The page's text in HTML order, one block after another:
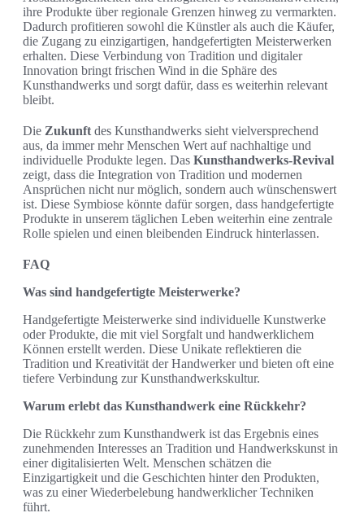
ihre Produkte über regionale Grenzen hinweg zu vermarkten.
Dadurch profitieren sowohl die Künstler als auch die Käufer,
die Zugang zu einzigartigen, handgefertigten Meisterwerken
erhalten. Diese Verbindung von Tradition und digitaler
Innovation bringt frischen Wind in die Sphäre des
Kunsthandwerks und sorgt dafür, dass es weiterhin relevant
bleibt.
Die Zukunft des Kunsthandwerks sieht vielversprechend
aus, da immer mehr Menschen Wert auf nachhaltige und
individuelle Produkte legen. Das Kunsthandwerks-Revival
zeigt, dass die Integration von Tradition und modernen
Ansprüchen nicht nur möglich, sondern auch wünschenswert
ist. Diese Symbiose könnte dafür sorgen, dass handgefertigte
Produkte in unserem täglichen Leben weiterhin eine zentrale
Rolle spielen und einen bleibenden Eindruck hinterlassen.
FAQ
Was sind handgefertigte Meisterwerke?
Handgefertigte Meisterwerke sind individuelle Kunstwerke
oder Produkte, die mit viel Sorgfalt und handwerklichem
Können erstellt werden. Diese Unikate reflektieren die
Tradition und Kreativität der Handwerker und bieten oft eine
tiefere Verbindung zur Kunsthandwerkskultur.
Warum erlebt das Kunsthandwerk eine Rückkehr?
Die Rückkehr zum Kunsthandwerk ist das Ergebnis eines
zunehmenden Interesses an Tradition und Handwerkskunst in
einer digitalisierten Welt. Menschen schätzen die
Einzigartigkeit und die Geschichten hinter den Produkten,
was zu einer Wiederbelebung handwerklicher Techniken
führt.